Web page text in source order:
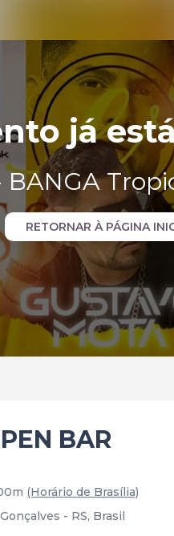
já
BANGA
RETORNAR À PÁGINA
BAR
(Horário de Brasília)
- RS, Brasil